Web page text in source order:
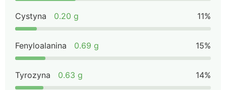
Cystyna 0.20 g 11%
Fenyloalanina 0.69 g 15%
Tyrozyna 0.63 g 14%